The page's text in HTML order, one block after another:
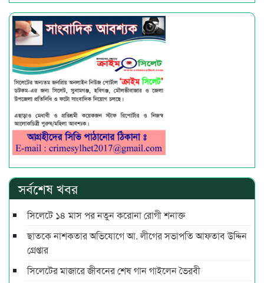
সর্বশেষ খবর
সিলেটে ১৪ মাস পর নতুন করোনা রোগী শনাক্ত
ছাতকে নাশকতার অভিযোগে আ. লীগের সভাপ‌তি আফতাব উদ্দিন
গ্রেপ্তার
সিলেটের মাজারে জীবনের শেষ গান গাইলেন ভৈরবী